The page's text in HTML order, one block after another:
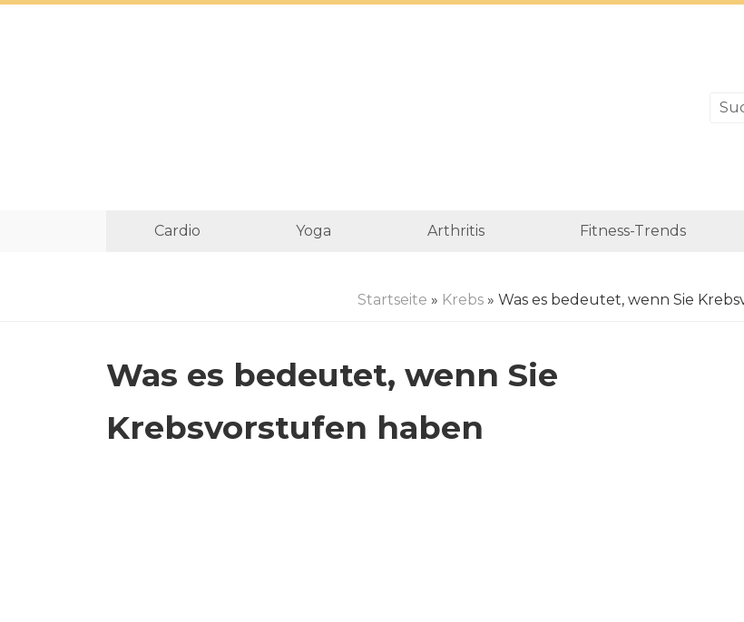
Cardio Yoga Arthritis Fitness-Trends
Startseite » Krebs » Was es bedeutet, wenn Sie
Was es bedeutet, wenn Sie
Krebsvorstufen haben